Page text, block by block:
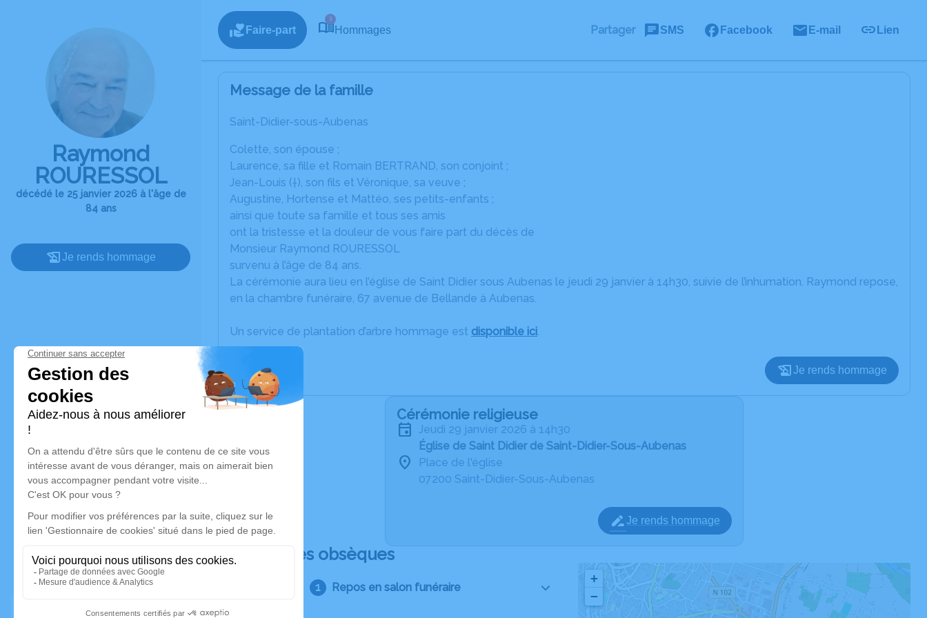
Raymond
ROURESSOL
décédé le 25 janvier 2026 à l'âge de
84 ans
Je rends hommage
Faire-part
3
Hommages Partager SMS Facebook E-mail Lien
Message de la famille
Saint-Didier-sous-Aubenas
Colette, son épouse ;
Laurence, sa fille et Romain BERTRAND, son conjoint ;
Jean-Louis (†), son fils et Véronique, sa veuve ;
Augustine, Hortense et Mattéo, ses petits-enfants ;
ainsi que toute sa famille et tous ses amis
ont la tristesse et la douleur de vous faire part du décès de
Monsieur Raymond ROURESSOL
survenu à l’âge de 84 ans.
La cérémonie aura lieu en l’église de Saint Didier sous Aubenas le jeudi 29 janvier à 14h30, suivie de l’inhumation. Raymond repose,
en la chambre funéraire, 67 avenue de Bellande à Aubenas.
Un service de plantation d’arbre hommage est disponible ici.
Je rends hommage
Cérémonie religieuse
jeudi 29 janvier 2026 à 14h30
Église de Saint Didier de Saint-Didier-Sous-Aubenas
Place de l'église
07200 Saint-Didier-Sous-Aubenas
Je rends hommage
Déroulé des obsèques
Repos en salon funéraire
+
−